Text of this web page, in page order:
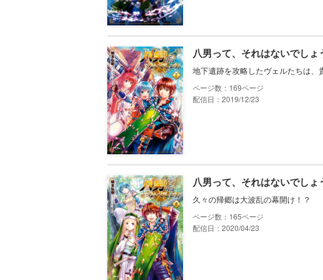
八男って、それはないでしょ
地下遺跡を攻略したヴェルたちは、
169
配信日：2019/12/23
八男って、それはないでしょ
久々の帰郷は大波乱の幕開け！？
165
配信日：2020/04/23